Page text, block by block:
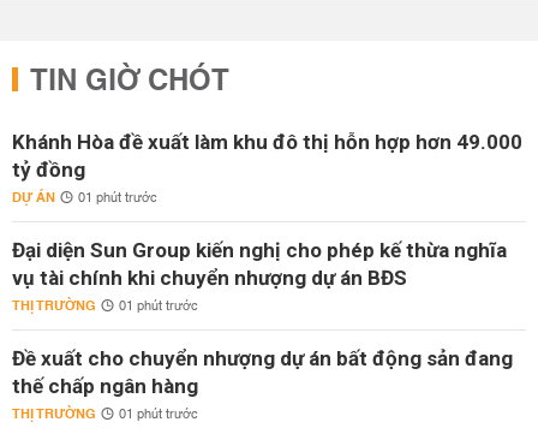
TIN GIỜ CHÓT
Khánh Hòa đề xuất làm khu đô thị hỗn hợp hơn 49.000
tỷ đồng
DỰ ÁN 01 phút trước
Đại diện Sun Group kiến nghị cho phép kế thừa nghĩa
vụ tài chính khi chuyển nhượng dự án BĐS
THỊ TRƯỜNG 01 phút trước
Đề xuất cho chuyển nhượng dự án bất động sản đang
thế chấp ngân hàng
THỊ TRƯỜNG 01 phút trước